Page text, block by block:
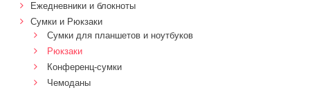
Ежедневники и блокноты
Сумки и Рюкзаки
Сумки для планшетов и ноутбуков
Рюкзаки
Конференц-сумки
Чемоданы